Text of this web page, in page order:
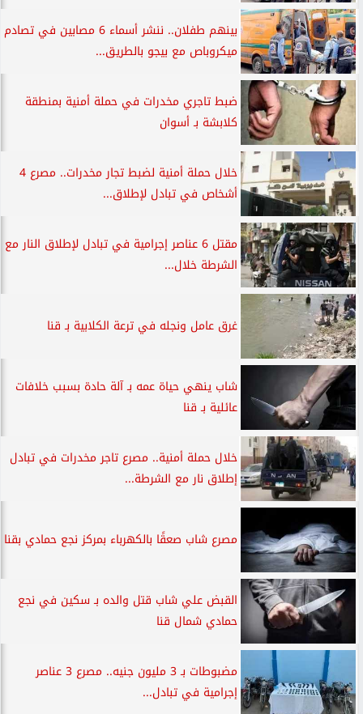
بينهم طفلان.. ننشر أسماء 6 مصابين في تصادم
ميكروباص مع بيجو بالطريق...
ضبط تاجري مخدرات في حملة أمنية بمنطقة
كلابشة بـ أسوان
خلال حملة أمنية لضبط تجار مخدرات.. مصرع 4
أشخاص في تبادل لإطلاق...
مقتل 6 عناصر إجرامية في تبادل لإطلاق النار مع
الشرطة خلال...
غرق عامل ونجله في ترعة الكلابية بـ قنا
شاب ينهي حياة عمه بـ آلة حادة بسبب خلافات
عائلية بـ قنا
خلال حملة أمنية.. مصرع تاجر مخدرات في تبادل
إطلاق نار مع الشرطة...
مصرع شاب صعقًا بالكهرباء بمركز نجع حمادي بقنا
القبض علي شاب قتل والده بـ سكين في نجع
حمادي شمال قنا
مضبوطات بـ 3 مليون جنيه.. مصرع 3 عناصر
إجرامية في تبادل...